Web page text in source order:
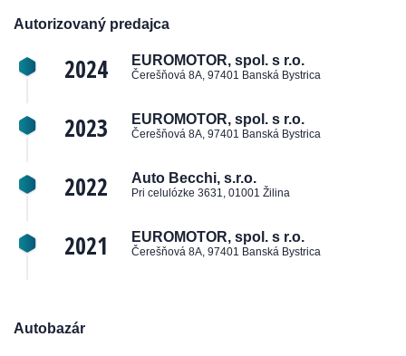
Autorizovaný predajca
2024 EUROMOTOR, spol. s r.o.
Čerešňová 8A, 97401 Banská Bystrica
2023 EUROMOTOR, spol. s r.o.
Čerešňová 8A, 97401 Banská Bystrica
2022 Auto Becchi, s.r.o.
Pri celulózke 3631, 01001 Žilina
2021 EUROMOTOR, spol. s r.o.
Čerešňová 8A, 97401 Banská Bystrica
Autobazár